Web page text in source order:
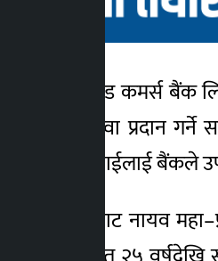
क्रेडिट एण्ड कमर्स बैंक
कोड सेवा प्रदान गर्ने
सेवा लिएका नाईलाई बैंकले
बैंकका तर्फबाट नायव